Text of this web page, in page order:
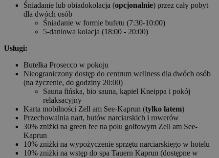
Śniadanie lub obiadokolacja (opcjonalnie) przez cały pobyt
dla dwóch osób
Śniadanie w formie bufetu (7:30-10:00)
5-daniowa kolacja (18:00 - 20:00)
Usługi:
Butelka Prosecco w pokoju
Nieograniczony dostęp do centrum wellness dla dwóch osób
(na życzenie, do godziny 20:00)
Sauna fińska, bio sauna, kąpiel Kneippa i pokój
relaksacyjny
Karta mobilności Zell am See-Kaprun (tylko latem)
Przechowalnia nart, butów narciarskich i rowerów
30% zniżki na green fee na polu golfowym Zell am See-
Kaprun
10% zniżki na wypożyczenie sprzętu narciarskiego w hotelu
10% zniżki na wstęp do spa Tauern Kaprun (dostępne w